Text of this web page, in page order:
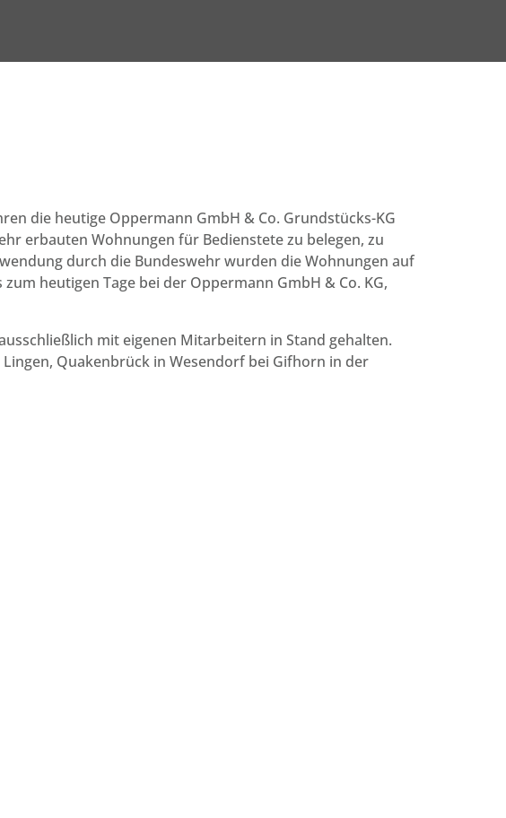
die heutige Oppermann GmbH & Co. Grundstücks-KG
erbauten Wohnungen für Bedienstete zu belegen, zu
durch die Bundeswehr wurden die Wohnungen auf
heutigen Tage bei der Oppermann GmbH & Co. KG,
mit eigenen Mitarbeitern in Stand gehalten.
Quakenbrück in Wesendorf bei Gifhorn in der